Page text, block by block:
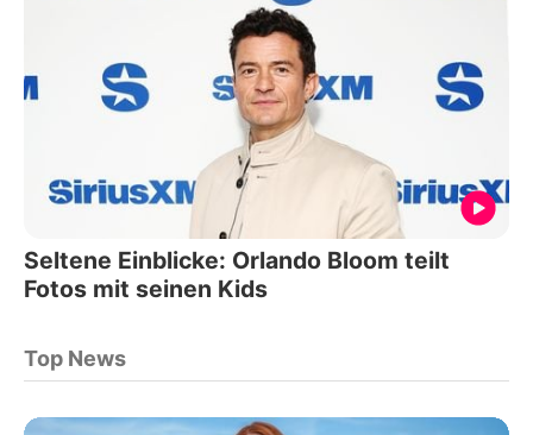
Seltene Einblicke: Orlando Bloom teilt
Fotos mit seinen Kids
Top News